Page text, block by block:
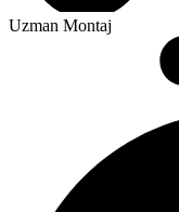
Uzman Montaj